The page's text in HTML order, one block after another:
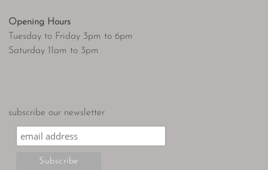
Opening Hours
Tuesday to Friday 3pm to 6pm
Saturday 11am to 3pm
subscribe our newsletter